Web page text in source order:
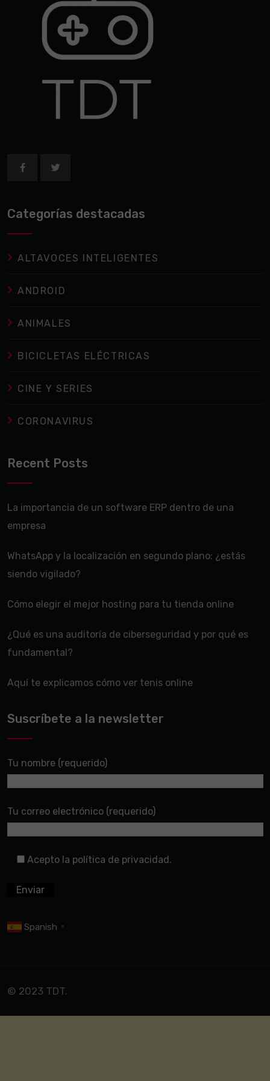
Categorías destacadas
ALTAVOCES INTELIGENTES
ANDROID
ANIMALES
BICICLETAS ELÉCTRICAS
CINE Y SERIES
CORONAVIRUS
Recent Posts
La importancia de un software ERP dentro de una
empresa
WhatsApp y la localización en segundo plano: ¿estás
siendo vigilado?
Cómo elegir el mejor hosting para tu tienda online
¿Qué es una auditoría de ciberseguridad y por qué es
fundamental?
Aquí te explicamos cómo ver tenis online
Suscríbete a la newsletter
Tu nombre (requerido)
Tu correo electrónico (requerido)
Acepto la política de privacidad.
Spanish ▼
© 2023 TDT.